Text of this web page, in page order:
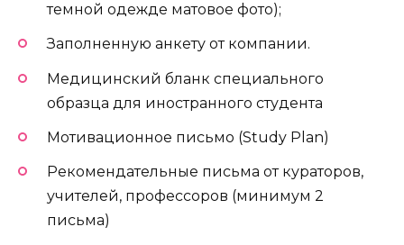
темной одежде матовое фото);
Заполненную анкету от компании.
Медицинский бланк специального
образца для иностранного студента
Мотивационное письмо (Study Plan)
Рекомендательные письма от кураторов,
учителей, профессоров (минимум 2
письма)